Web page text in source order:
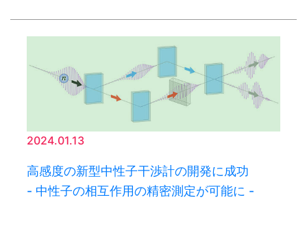
2024.01.13
高感度の新型中性子干渉計の開発に成功
- 中性子の相互作用の精密測定が可能に -